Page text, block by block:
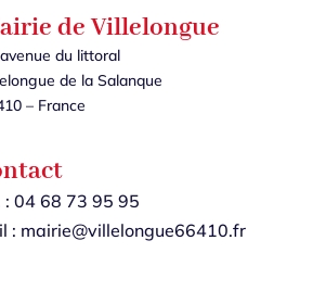
de Villelongue
du littoral
de la Salanque
– France
: 04 68 73 95 95
: mairie@villelongue66410.fr